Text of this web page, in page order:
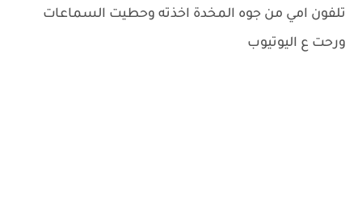
تلفون امي من جوه المخدة اخذته وحطيت السماعات
ورحت ع اليوتيوب